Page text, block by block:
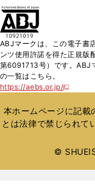
ABJマークは、この電子書
ンツ使用許諾を得た正規版
第6091713号）です。ABJ
の一覧はこちら。
https://aebs.or.jp/
新
い
ウ
ィ
ウ
本ホームページに記載
とは法律で禁じられて
©